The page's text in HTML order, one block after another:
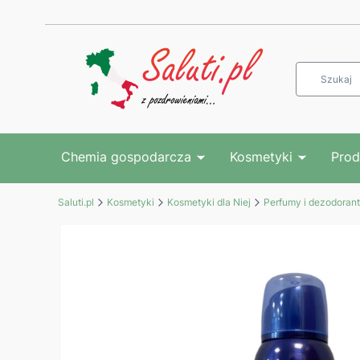
Chemia gospodarcza Kosmetyki
Saluti.pl Kosmetyki Kosmetyki dla Niej Perfumy i